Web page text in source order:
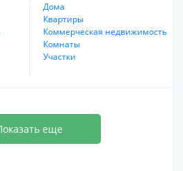
Дома
Квартиры
Коммерческая недвижимость
Комнаты
Участки
еще